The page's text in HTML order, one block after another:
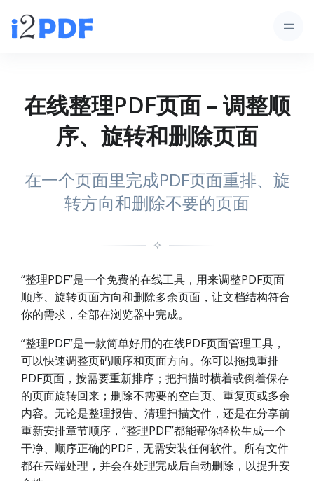
在线整理PDF页面 – 调整顺
序、旋转和删除页面
在一个页面里完成PDF页面重排、旋
转方向和删除不要的页面
✧
“整理PDF”是一个免费的在线工具，用来调整PDF页面
顺序、旋转页面方向和删除多余页面，让文档结构符合
你的需求，全部在浏览器中完成。
“整理PDF”是一款简单好用的在线PDF页面管理工具，
可以快速调整页码顺序和页面方向。你可以拖拽重排
PDF页面，按需要重新排序；把扫描时横着或倒着保存
的页面旋转回来；删除不需要的空白页、重复页或多余
内容。无论是整理报告、清理扫描文件，还是在分享前
重新安排章节顺序，“整理PDF”都能帮你轻松生成一个
干净、顺序正确的PDF，无需安装任何软件。所有文件
都在云端处理，并会在处理完成后自动删除，以提升安